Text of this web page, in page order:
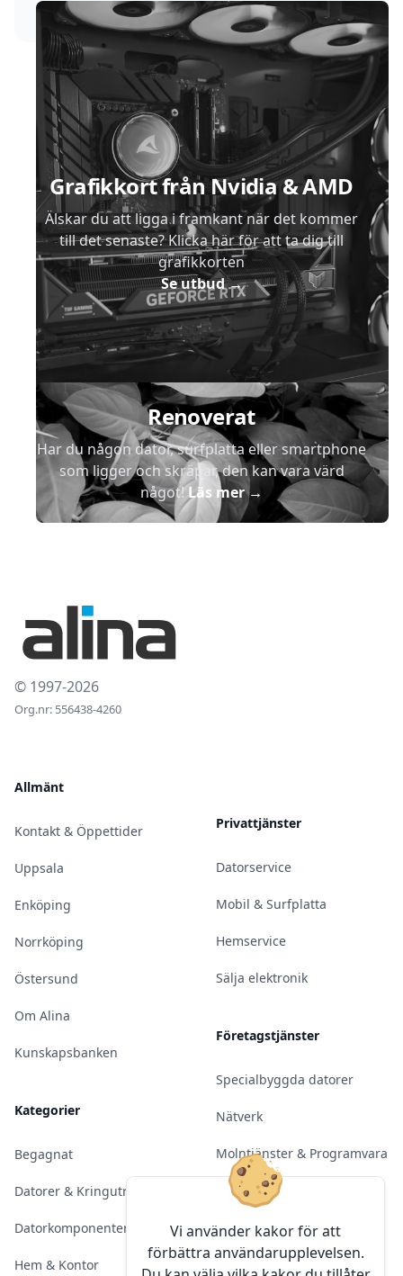
Vi använder kakor för att
förbättra användarupplevelsen.
Grafikkort från Nvidia & AMD
Älskar du att ligga i framkant när det kommer
till det senaste? Klicka här för att ta dig till
grafikkorten
Se utbud→
Renoverat
Har du någon dator, surfplatta eller smartphone
som ligger och skräpar, den kan vara värd
något!Läs mer→
© 1997-2026
Org.nr: 556438-4260
Allmänt
Kontakt & Öppettider
Uppsala
Enköping
Norrköping
Östersund
Om Alina
Kunskapsbanken
Kategorier
Begagnat
Datorer & Kringutrustning
Datorkomponenter
Hem & Kontor
Privattjänster
Datorservice
Mobil & Surfplatta
Hemservice
Sälja elektronik
Företagstjänster
Specialbyggda datorer
Nätverk
Molntjänster & Programvara
Server & Backup
Kameraövervakning
Konferens & Public Display